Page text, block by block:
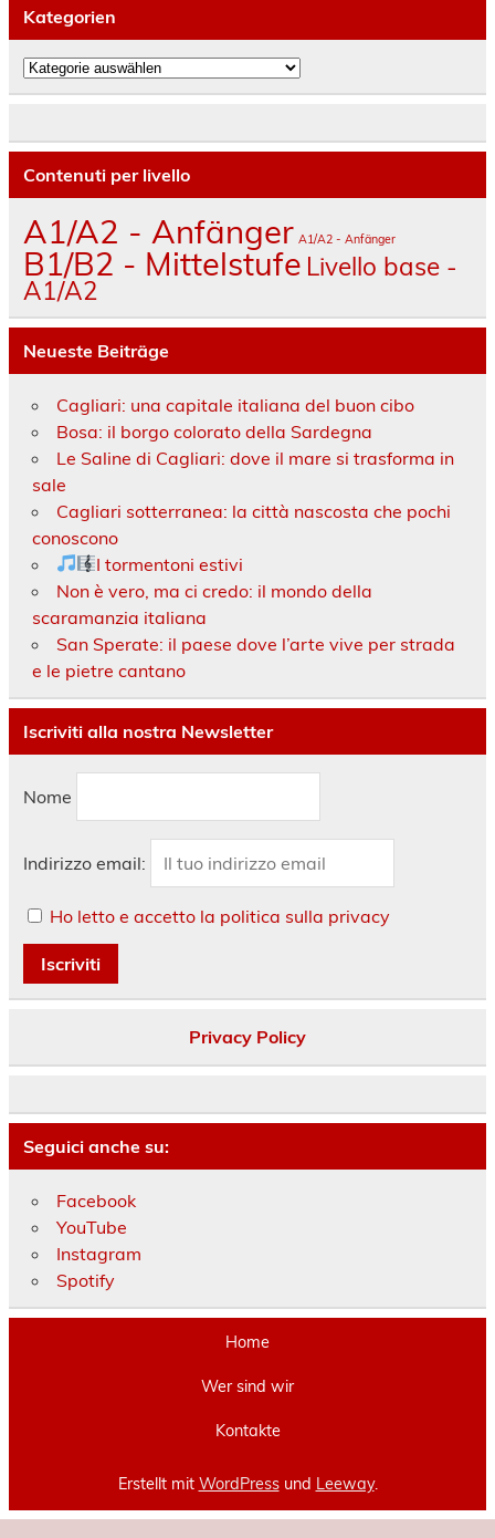
Kategorien
Kategorien
Contenuti per livello
A1/A2 - Anfänger A1/A2 - Anfänger
B1/B2 - Mittelstufe Livello base -
A1/A2
Neueste Beiträge
Cagliari: una capitale italiana del buon cibo
Bosa: il borgo colorato della Sardegna
Le Saline di Cagliari: dove il mare si trasforma in
sale
Cagliari sotterranea: la città nascosta che pochi
conoscono
I tormentoni estivi
Non è vero, ma ci credo: il mondo della
scaramanzia italiana
San Sperate: il paese dove l’arte vive per strada
e le pietre cantano
Iscriviti alla nostra Newsletter
Nome
Indirizzo email:
Ho letto e accetto la politica sulla privacy
Privacy Policy
Seguici anche su:
Facebook
YouTube
Instagram
Spotify
Home
Wer sind wir
Kontakte
Erstellt mit WordPressund Leeway.